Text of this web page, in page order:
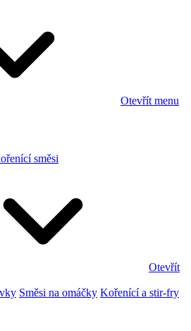
Otevřít menu
směsi
Otevřít
Směsi na omáčky Kořenící a stir-fry